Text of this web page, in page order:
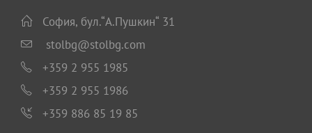
София, бул.“А.Пушкин“ 31
stolbg@stolbg.com
+359 2 955 1985
+359 2 955 1986
+359 886 85 19 85